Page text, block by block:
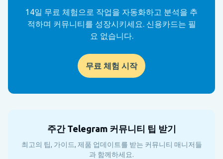
14일 무료 체험으로 작업을 자동화하고 분석을 추
적하며 커뮤니티를 성장시키세요. 신용카드는 필
요 없습니다.
무료 체험 시작
주간 Telegram 커뮤니티 팁 받기
최고의 팁, 가이드, 제품 업데이트를 받는 커뮤니티 매니저들
과 함께하세요.